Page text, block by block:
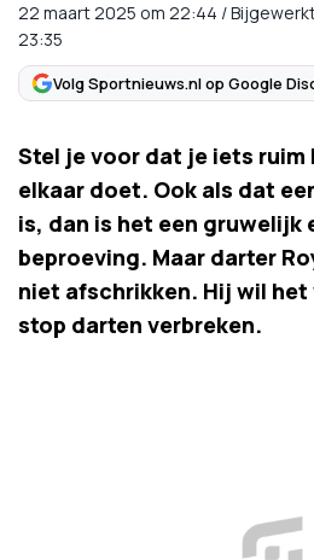
22 maart 2025 om 22:44 /
23:35
Volg Sportnieuws.nl op Google
Stel je voor dat je iets
elkaar doet. Ook als dat
is, dan is het een gruwelijk
beproeving. Maar darter
niet afschrikken. Hij wil
stop darten verbreken.